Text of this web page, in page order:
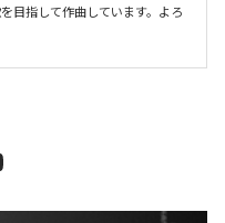
目指して作曲しています。よろ